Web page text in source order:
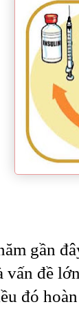
gần
vấn đề
đó